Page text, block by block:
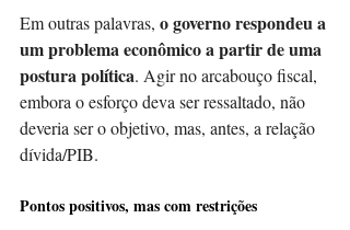
Em outras palavras, o governo respondeu a
um problema econômico a partir de uma
postura política. Agir no arcabouço fiscal,
embora o esforço deva ser ressaltado, não
deveria ser o objetivo, mas, antes, a relação
dívida/PIB.
Pontos positivos, mas com restrições